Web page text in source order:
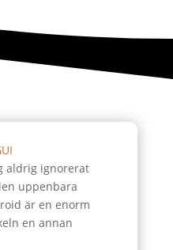
aldrig ignorerat
uppenbara
är en enorm
en annan